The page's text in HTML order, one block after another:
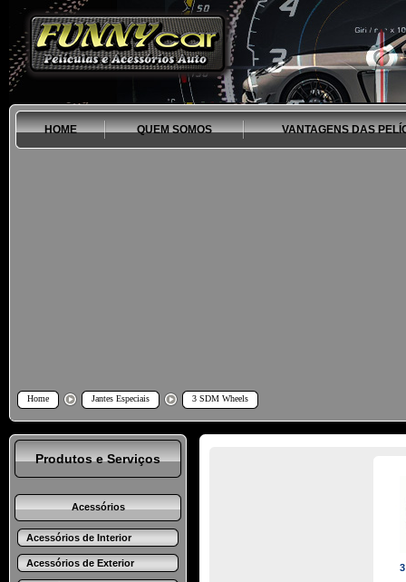
HOME QUEM SOMOS VANTAGENS DAS
Home Jantes Especiais 3 SDM Wheels
Produtos e Serviços
Acessórios
Acessórios de Interior
Acessórios de Exterior